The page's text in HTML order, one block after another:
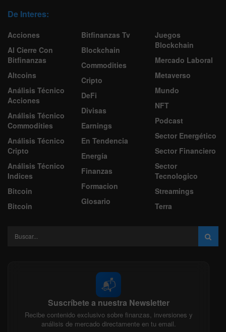
De Interes:
Acciones
Al Cierre Con
Bitfinanzas
Altcoins
Análisis Técnico
Acciones
Análisis Técnico
Commodities
Análisis Técnico
Cripto
Análisis Técnico
Indices
Bitcoin
Bitcoin
Bitfinanzas Tv
Blockchain
Commodities
Cripto
DeFi
Divisas
Earnings
En Tendencia
Energía
Finanzas
Formacion
Glosario
Juegos
Blockchain
Mercado Laboral
Metaverso
Mundo
NFT
Podcast
Sector Energético
Sector Financiero
Sector
Tecnologico
Streamings
Terra
📬
Suscríbete a nuestra Newsletter
Recibe contenido exclusivo sobre finanzas, inversiones y
análisis de mercado directamente en tu email.